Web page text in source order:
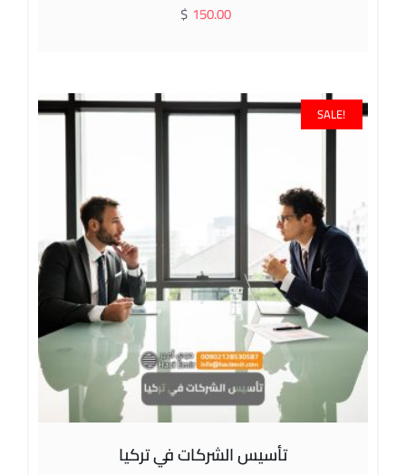
$ 150.00
SALE!
تأسيس الشركات في تركيا